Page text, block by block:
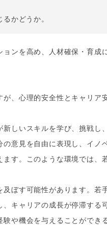
かどうか。
ンを高め、人材確保・育成
、心理的安全性とキャリア
しいスキルを学び、挑戦し
意見を自由に表現し、イノ
す。このような環境では、
ぼす可能性があります。若
キャリアの成長が停滞する
や機会を与えることができ